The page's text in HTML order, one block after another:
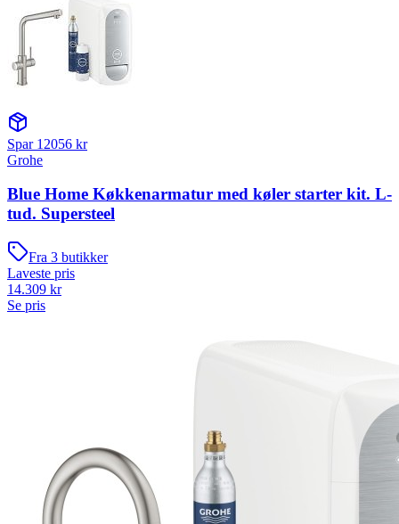
Spar 12056 kr
Grohe
Blue Home Køkkenarmatur med køler starter kit. L-
tud. Supersteel
Fra 3 butikker
Laveste pris
14.309 kr
Se pris